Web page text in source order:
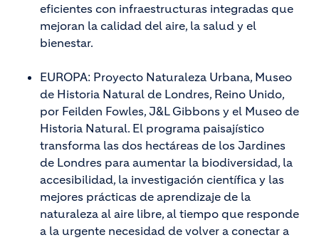
eficientes con infraestructuras integradas que
mejoran la calidad del aire, la salud y el
bienestar.
EUROPA: Proyecto Naturaleza Urbana, Museo
de Historia Natural de Londres, Reino Unido,
por Feilden Fowles, J&L Gibbons y el Museo de
Historia Natural. El programa paisajístico
transforma las dos hectáreas de los Jardines
de Londres para aumentar la biodiversidad, la
accesibilidad, la investigación científica y las
mejores prácticas de aprendizaje de la
naturaleza al aire libre, al tiempo que responde
a la urgente necesidad de volver a conectar a